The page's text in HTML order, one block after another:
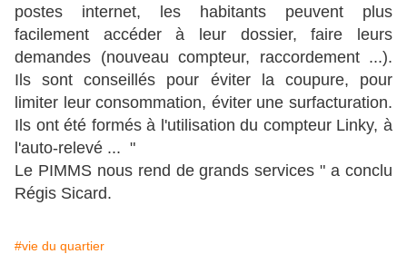
postes internet, les habitants peuvent plus
facilement accéder à leur dossier, faire leurs
demandes (nouveau compteur, raccordement ...).
Ils sont conseillés pour éviter la coupure, pour
limiter leur consommation, éviter une surfacturation.
Ils ont été formés à l'utilisation du compteur Linky, à
l'auto-relevé ... "
Le PIMMS nous rend de grands services " a conclu
Régis Sicard.
#vie du quartier